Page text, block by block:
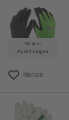
Weitere
Ausführungen
Merken